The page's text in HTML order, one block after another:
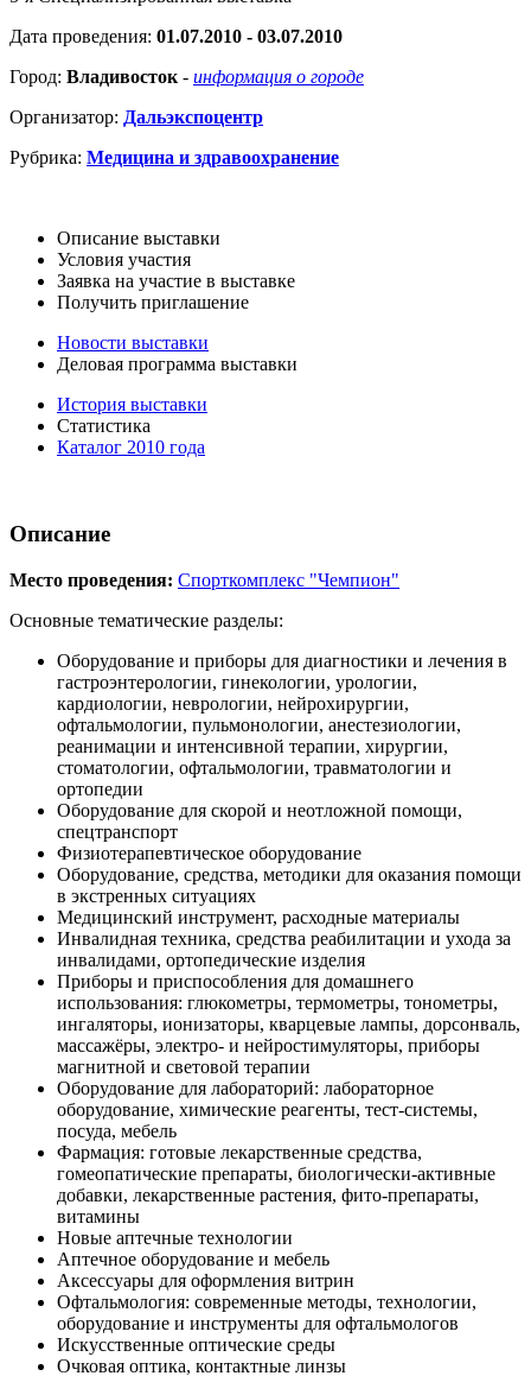
Дата проведения: 01.07.2010 - 03.07.2010
Город: Владивосток - информация о городе
Организатор: Дальэкспоцентр
Рубрика: Медицина и здравоохранение
Описание выставки
Условия участия
Заявка на участие в выставке
Получить приглашение
Новости выставки
Деловая программа выставки
История выставки
Статистика
Каталог 2010 года
Описание
Место проведения: Спорткомплекс "Чемпион"
Основные тематические разделы:
Оборудование и приборы для диагностики и лечения в
гастроэнтерологии, гинекологии, урологии,
кардиологии, неврологии, нейрохирургии,
офтальмологии, пульмонологии, анестезиологии,
реанимации и интенсивной терапии, хирургии,
стоматологии, офтальмологии, травматологии и
ортопедии
Оборудование для скорой и неотложной помощи,
спецтранспорт
Физиотерапевтическое оборудование
Оборудование, средства, методики для оказания помощи
в экстренных ситуациях
Медицинский инструмент, расходные материалы
Инвалидная техника, средства реабилитации и ухода за
инвалидами, ортопедические изделия
Приборы и приспособления для домашнего
использования: глюкометры, термометры, тонометры,
ингаляторы, ионизаторы, кварцевые лампы, дорсонваль,
массажёры, электро- и нейростимуляторы, приборы
магнитной и световой терапии
Оборудование для лабораторий: лабораторное
оборудование, химические реагенты, тест-системы,
посуда, мебель
Фармация: готовые лекарственные средства,
гомеопатические препараты, биологически-активные
добавки, лекарственные растения, фито-препараты,
витамины
Новые аптечные технологии
Аптечное оборудование и мебель
Аксессуары для оформления витрин
Офтальмология: современные методы, технологии,
оборудование и инструменты для офтальмологов
Искусственные оптические среды
Очковая оптика, контактные линзы